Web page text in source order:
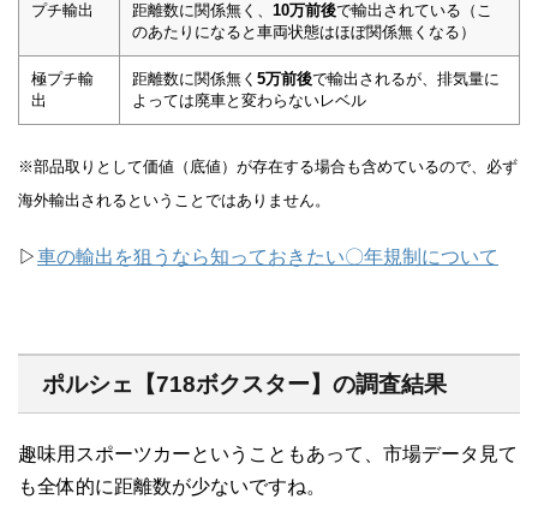
プチ輸出 距離数に関係無く、 10万前後で輸出されている（こ
のあたりになると車両状態はほぼ関係無くなる）
極プチ輸
出
距離数に関係無く 5万前後で輸出されるが、排気量に
よっては廃車と変わらないレベル
※部品取りとして価値（底値）が存在する場合も含めているので、必ず
海外輸出されるということではありません。
▷車の輸出を狙うなら知っておきたい〇年規制について
ポルシェ【718ボクスター】の調査結果
趣味用スポーツカーということもあって、市場データ見て
も全体的に距離数が少ないですね。